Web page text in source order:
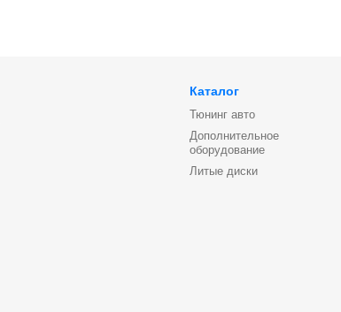
Каталог
Тюнинг авто
Дополнительное
оборудование
Литые диски